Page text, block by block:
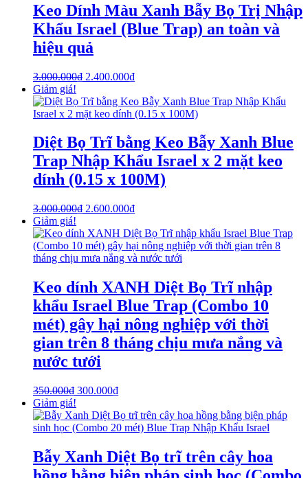
Keo Dính Màu Xanh Bẫy Bọ Trị Nhập
Khẩu Israel (Blue Trap) an toàn và
hiệu quả
3.000.000₫ 2.400.000₫
Giảm giá!
Diệt Bọ Trĩ bằng Keo Bẫy Xanh Blue
Trap Nhập Khẩu Israel x 2 mặt keo
dính (0.15 x 100M)
3.000.000₫ 2.600.000₫
Giảm giá!
Keo dính XANH Diệt Bọ Trĩ nhập
khẩu Israel Blue Trap (Combo 10
mét) gây hại nông nghiệp với thời
gian trên 8 tháng chịu mưa nắng và
nước tưới
350.000₫ 300.000₫
Giảm giá!
Bẫy Xanh Diệt Bọ trĩ trên cây hoa